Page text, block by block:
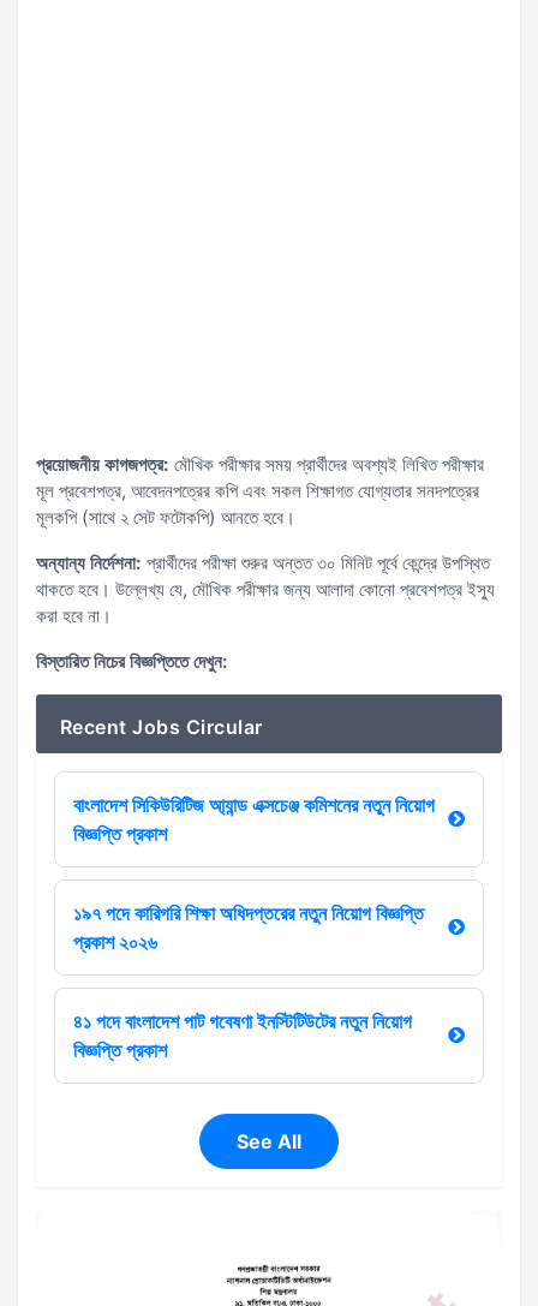
প্রয়োজনীয় কাগজপত্র: মৌখিক পরীক্ষার সময় প্রার্থীদের অবশ্যই লিখিত পরীক্ষার
মূল প্রবেশপত্র, আবেদনপত্রের কপি এবং সকল শিক্ষাগত যোগ্যতার সনদপত্রের
মূলকপি (সাথে ২ সেট ফটোকপি) আনতে হবে।
অন্যান্য নির্দেশনা: প্রার্থীদের পরীক্ষা শুরুর অন্তত ৩০ মিনিট পূর্বে কেন্দ্রে উপস্থিত
থাকতে হবে। উল্লেখ্য যে, মৌখিক পরীক্ষার জন্য আলাদা কোনো প্রবেশপত্র ইস্যু
করা হবে না।
বিস্তারিত নিচের বিজ্ঞপ্তিতে দেখুন:
Recent Jobs Circular
বাংলাদেশ সিকিউরিটিজ আ্যান্ড এক্সচেঞ্জ কমিশনের নতুন নিয়োগ
বিজ্ঞপ্তি প্রকাশ
১৯৭ পদে কারিগরি শিক্ষা অধিদপ্তরের নতুন নিয়োগ বিজ্ঞপ্তি
প্রকাশ ২০২৬
৪১ পদে বাংলাদেশ পাট গবেষণা ইনস্টিটিউটের নতুন নিয়োগ
বিজ্ঞপ্তি প্রকাশ
See All